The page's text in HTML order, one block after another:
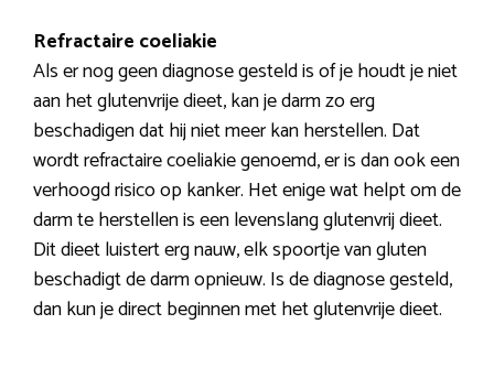
Refractaire coeliakie
Als er nog geen diagnose gesteld is of je houdt je niet
aan het glutenvrije dieet, kan je darm zo erg
beschadigen dat hij niet meer kan herstellen. Dat
wordt refractaire coeliakie genoemd, er is dan ook een
verhoogd risico op kanker. Het enige wat helpt om de
darm te herstellen is een levenslang glutenvrij dieet.
Dit dieet luistert erg nauw, elk spoortje van gluten
beschadigt de darm opnieuw. Is de diagnose gesteld,
dan kun je direct beginnen met het glutenvrije dieet.